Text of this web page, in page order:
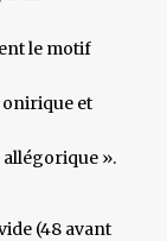
le motif
onirique et
allégorique ».
(48 avant